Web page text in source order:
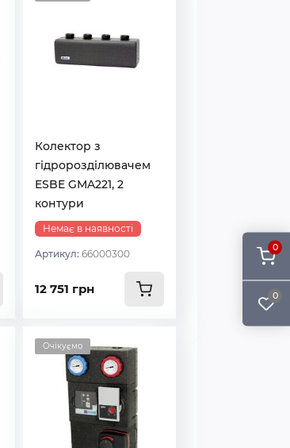
0
0
Колектор з
гідророзділювачем
ESBE GMA221, 2
контури
Немає в наявності
Артикул:66000300
12 751 грн
Очікуємо